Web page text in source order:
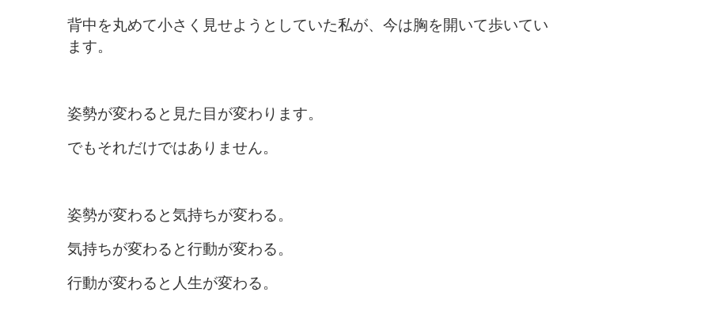
背中を丸めて小さく見せようとしていた私が、今は胸を開いて歩いてい
ます。
姿勢が変わると見た目が変わります。
でもそれだけではありません。
姿勢が変わると気持ちが変わる。
気持ちが変わると行動が変わる。
行動が変わると人生が変わる。